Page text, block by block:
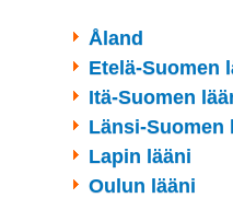
Åland
Etelä-Suomen
Itä-Suomen
Länsi-Suomen
Lapin lääni
Oulun lääni